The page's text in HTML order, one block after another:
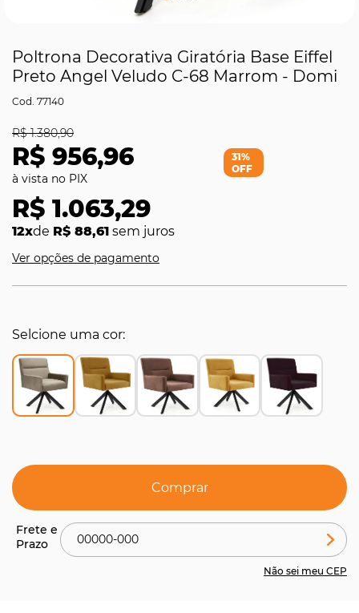
Poltrona Decorativa Giratória Base Eiffel
Preto Angel Veludo C-68 Marrom - Domi
77140
R$ 956,96
R$ 1.380,90
R$ 1.063,29
12xde R$ 88,61 sem juros
31%
OFF
Ver opções de pagamento
Selcione uma cor
Comprar
Não sei meu CEP